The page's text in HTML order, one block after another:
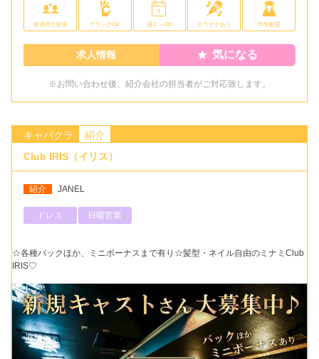
友達同士歓迎 ブランクOK 週１～OK カラオケあり 学生歓迎
求人情報 気になる
※お問い合わせ後、紹介会社の担当者がご対応致します。
キャバクラ
紹介
Club IRIS（イリス）
紹介 JANEL
ドレス 日曜営業
☆各種バックほか、ミニボーナスまで有り☆髪型・ネイル自由のミナミClub
IRIS♡